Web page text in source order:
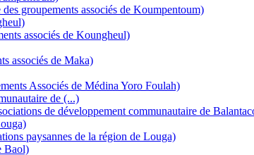
groupements associés de Koumpentoum)
associés de Koungheul)
associés de Maka)
Associés de Médina Yoro Foulah)
de (...)
de développement communautaire de
paysannes de la région de Louga)
Baol)